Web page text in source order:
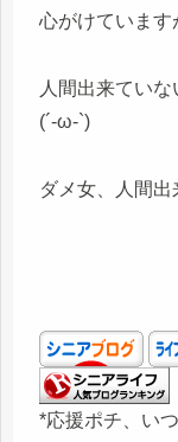
心がけています
人間出来てい
(´-ω-`)
ダメ女、人間出
*応援ポチ、い